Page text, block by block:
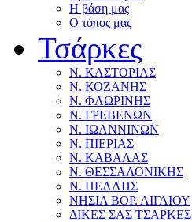
Η βάση μας
Ο τόπος μας
Τσάρκες
Ν. ΚΑΣΤΟΡΙΑΣ
Ν. ΚΟΖΑΝΗΣ
Ν. ΦΛΩΡΙΝΗΣ
Ν. ΓΡΕΒΕΝΩΝ
Ν. ΙΩΑΝΝΙΝΩΝ
Ν. ΠΙΕΡΙΑΣ
Ν. ΚΑΒΑΛΑΣ
Ν. ΘΕΣΣΑΛΟΝΙΚΗΣ
Ν. ΠΕΛΛΗΣ
ΝΗΣΙΑ ΒΟΡ. ΑΙΓΑΙΟΥ
ΔΙΚΕΣ ΣΑΣ ΤΣΑΡΚΕΣ